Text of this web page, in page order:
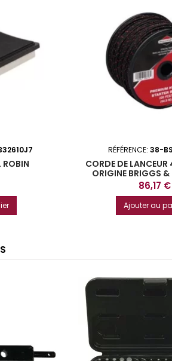
ROBIN
RÉFÉRENCE: 38-
CORDE DE
ORIGINE BRIGGS
Prix
86,17 €
Ajouter au